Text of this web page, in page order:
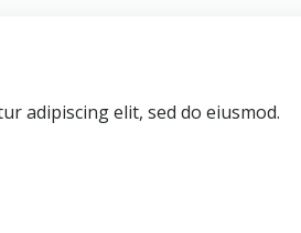
adipiscing elit, sed do eiusmod.